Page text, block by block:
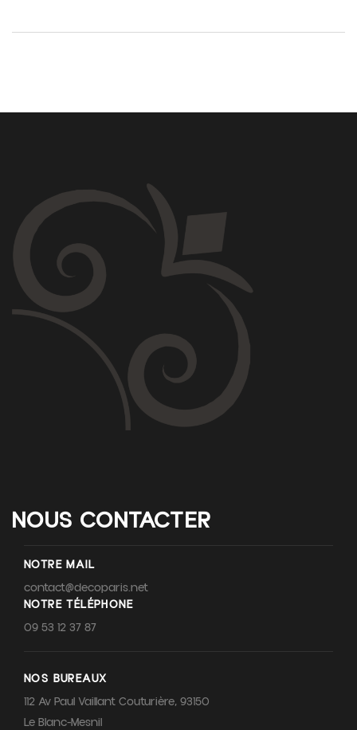
NOUS CONTACTER
NOTRE MAIL
contact@decoparis.net
NOTRE TÉLÉPHONE
09 53 12 37 87
NOS BUREAUX
112 Av Paul Vaillant Couturière, 93150
Le Blanc-Mesnil